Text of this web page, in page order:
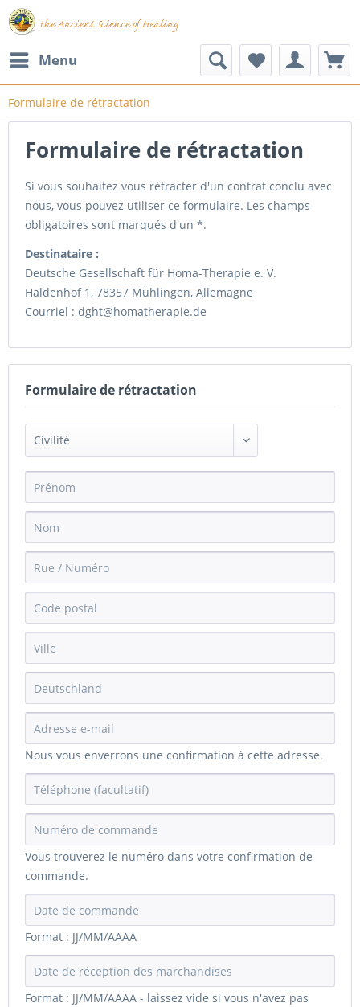
Menu
Formulaire de rétractation
Formulaire de rétractation
Si vous souhaitez vous rétracter d'un contrat conclu avec
nous, vous pouvez utiliser ce formulaire. Les champs
obligatoires sont marqués d'un *.
Destinataire :
Deutsche Gesellschaft für Homa-Therapie e. V.
Haldenhof 1, 78357 Mühlingen, Allemagne
Courriel : dght@homatherapie.de
Formulaire de rétractation
Nous vous enverrons une confirmation à cette adresse.
Vous trouverez le numéro dans votre confirmation de
commande.
Format : JJ/MM/AAAA
Format : JJ/MM/AAAA - laissez vide si vous n'avez pas